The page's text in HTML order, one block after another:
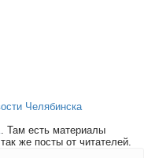
Челябинска
. Там есть материалы
же посты от читателей.